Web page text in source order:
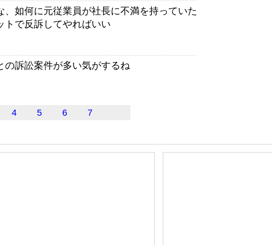
如何に元従業員が社長に不満を持っていた
で反訴してやればいい
の訴訟案件が多い気がするね
4 5 6 7